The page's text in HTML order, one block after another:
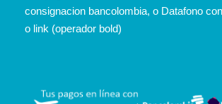
consignacion bancolombia, o Datafono
o link (operador bold)